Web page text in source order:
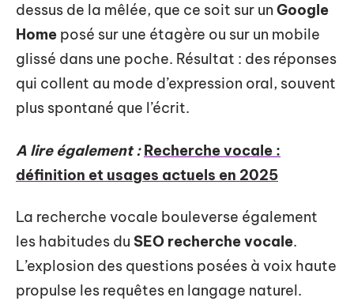
dessus de la mêlée, que ce soit sur un Google
Home posé sur une étagère ou sur un mobile
glissé dans une poche. Résultat : des réponses
qui collent au mode d’expression oral, souvent
plus spontané que l’écrit.
A lire également : Recherche vocale :
définition et usages actuels en 2025
La recherche vocale bouleverse également
les habitudes du SEO recherche vocale.
L’explosion des questions posées à voix haute
propulse les requêtes en langage naturel.